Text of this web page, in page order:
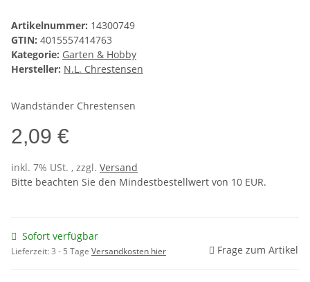
Artikelnummer: 14300749
GTIN: 4015557414763
Kategorie: Garten & Hobby
Hersteller: N.L. Chrestensen
Wandständer Chrestensen
2,09 €
inkl. 7% USt. , zzgl. Versand
Bitte beachten Sie den Mindestbestellwert von 10 EUR.
Sofort verfügbar
Lieferzeit:3 - 5 Tage Versandkosten hier Frage zum Artikel